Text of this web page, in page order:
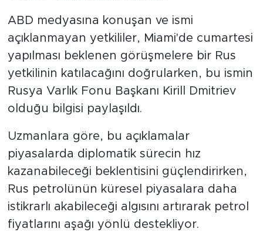
ABD medyasına konuşan ve ismi
açıklanmayan yetkililer, Miami'de cumartesi
yapılması beklenen görüşmelere bir Rus
yetkilinin katılacağını doğrularken, bu ismin
Rusya Varlık Fonu Başkanı Kirill Dmitriev
olduğu bilgisi paylaşıldı.
Uzmanlara göre, bu açıklamalar
piyasalarda diplomatik sürecin hız
kazanabileceği beklentisini güçlendirirken,
Rus petrolünün küresel piyasalara daha
istikrarlı akabileceği algısını artırarak petrol
fiyatlarını aşağı yönlü destekliyor.